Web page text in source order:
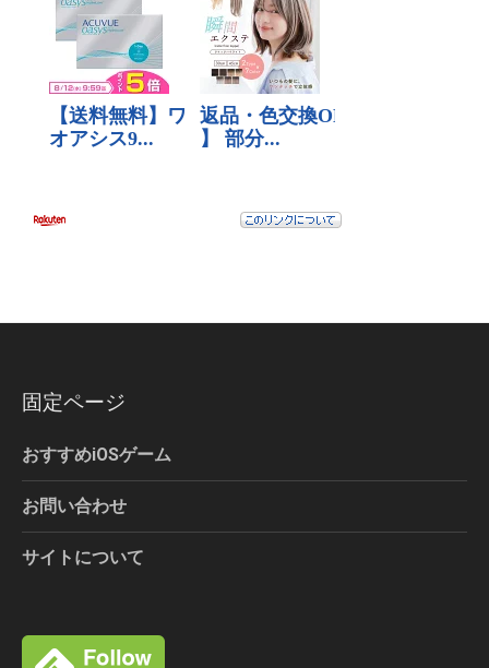
固定ページ
おすすめiOSゲーム
お問い合わせ
サイトについて